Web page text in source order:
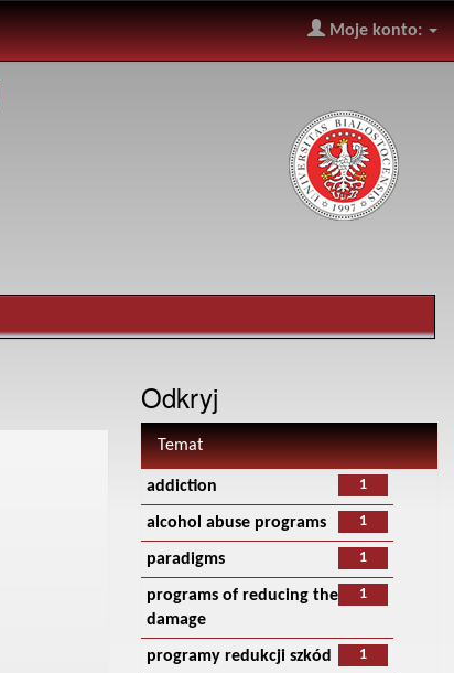
Moje konto:
Odkryj
Temat
1
addiction
1
alcohol abuse programs
1
paradigms
1
programs of reducing the
damage
1
programy redukcji szkód